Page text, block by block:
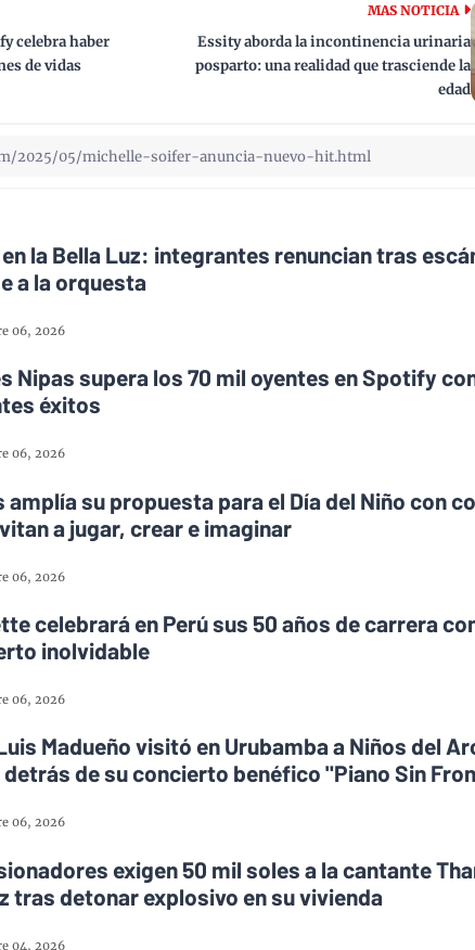
MAS NOTICIA
Essity aborda la incontinencia urinaria
posparto: una realidad que trasciende la
edad
celebra haber
de vidas
la Bella Luz: integrantes renuncian tras
a la orquesta
06, 2026
Nipas supera los 70 mil oyentes en Spotify
éxitos
06, 2026
amplía su propuesta para el Día del Niño con
a jugar, crear e imaginar
06, 2026
celebrará en Perú sus 50 años de carrera
inolvidable
06, 2026
Madueño visitó en Urubamba a Niños del
detrás de su concierto benéfico "Piano Sin
06, 2026
exigen 50 mil soles a la cantante
tras detonar explosivo en su vivienda
04, 2026